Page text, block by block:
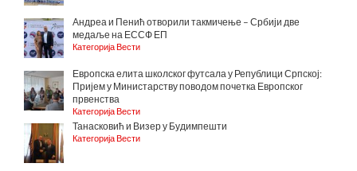
Андреа и Пенић отворили такмичење – Србији две
медаље на ЕССФ ЕП
Категорија Вести
Европска елита школског футсала у Републици Српској:
Пријем у Министарству поводом почетка Европског
првенства
Категорија Вести
Танасковић и Визер у Будимпешти
Категорија Вести